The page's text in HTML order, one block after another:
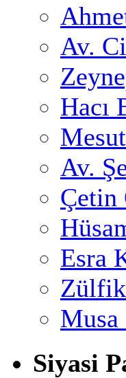
Av.
Hacı
Av.
Çetin
Esra
Siyasi